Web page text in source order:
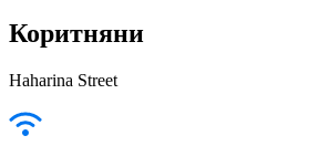
Коритняни
Haharina Street